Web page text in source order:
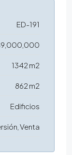
ED-191
1342 m2
862 m2
Edificios
Venta